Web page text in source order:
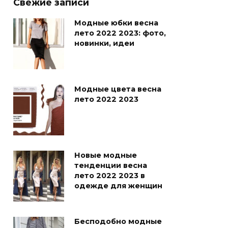
Свежие записи
Модные юбки весна
лето 2022 2023: фото,
новинки, идеи
Модные цвета весна
лето 2022 2023
Новые модные
тенденции весна
лето 2022 2023 в
одежде для женщин
Бесподобно модные